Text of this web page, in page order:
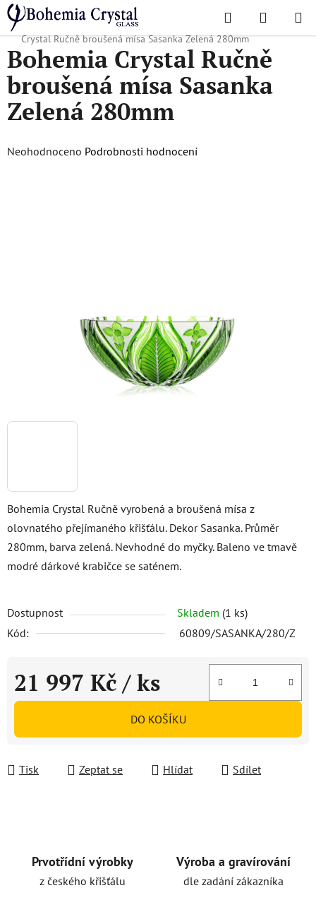
Přejít
na
obsah
Hledat
KOŠÍK
Domů
/ Oblíbené kolekce / Vánoční nabídka Dárky pro ni
Bohemia
Crystal Ručně broušená mísa Sasanka Zelená 280mm
Bohemia Crystal Ručně vyrobená a broušená mísa z
olovnatého přejímaného křišťálu. Dekor Sasanka. Průměr
280mm, barva zelená. Nevhodné do myčky. Baleno ve tmavě
modré dárkové krabičce se saténem.
Dostupnost Skladem (1 ks)
Kód:
60809/SASANKA/280/Z
21 997 Kč / ks
Měrná cena:
DO KOŠÍKU
Tisk Zeptat se Hlídat Sdílet
Bohemia Crystal Ručně
broušená mísa Sasanka
Zelená 280mm
Průměrné
Neohodnoceno Podrobnosti hodnocení
Prvotřídní výrobky
z českého křišťálu
Výroba a gravírování
dle zadání zákazníka